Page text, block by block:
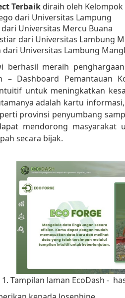
Terbaik diraih oleh
dari Universitas Lampung
Universitas Mercu Buana
dari Universitas Lambung
dari Universitas Lambung
berhasil meraih
– Dashboard Pemantauan
untuk meningkatkan
adalah kartu
provinsi penyumbang
mendorong
secara bijak.
Tampilan laman EcoDash -